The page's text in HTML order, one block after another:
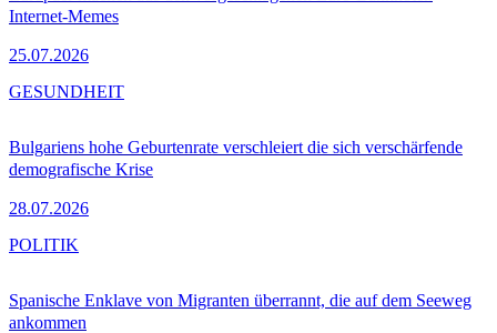
Internet-Memes
25.07.2026
Bulgariens hohe Geburtenrate verschleiert die sich verschärfende
demografische Krise
28.07.2026
GESUNDHEIT
Spanische Enklave von Migranten überrannt, die auf dem Seeweg
ankommen
POLITIK